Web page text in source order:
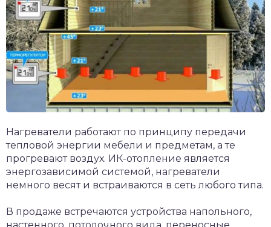
Нагреватели работают по принципу передачи
тепловой энергии мебели и предметам, а те
прогревают воздух. ИК-отопление является
энергозависимой системой, нагреватели
немного весят и встраиваются в сеть любого типа.
В продаже встречаются устройства напольного,